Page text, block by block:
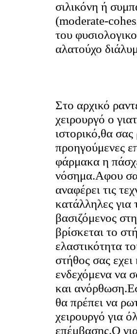
σιλικόνη ή
(moderate-
του
αλατούχο
Στο αρχικό
χειρουργό ο
ιστορικό,θα σας
προηγούμενες
φάρμακα η
νόσημα.Αφου
αναφέρει τις
κατάλληλες για
βασιζόμενος
βρίσκεται το
ελαστικότητα
στήθος σας
ενδεχόμενα να
και
θα πρέπει να
χειρουργό για
επέμβασης.Ο